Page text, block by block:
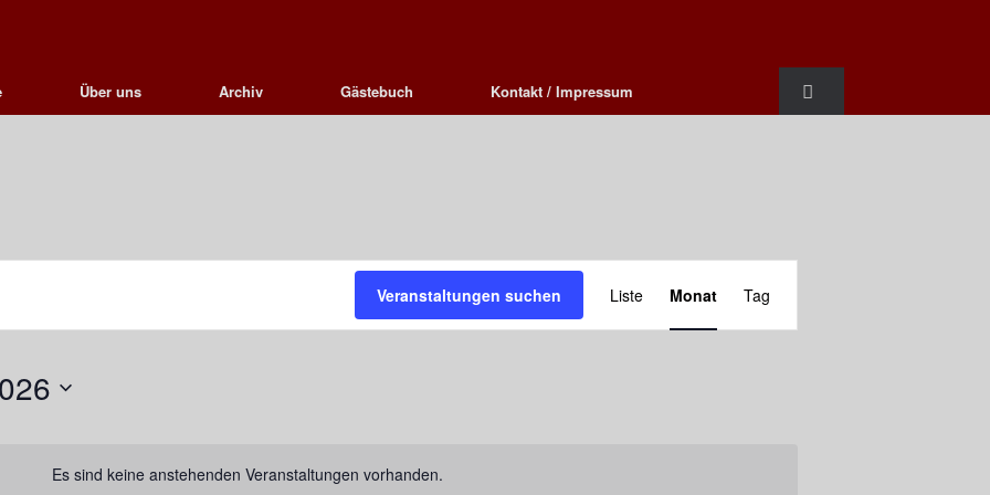
Über uns Archiv Gästebuch Kontakt / Impressum
Es sind keine anstehenden Veranstaltungen vorhanden.
Veranstaltungen suchen
Ansichten-
Liste Monat Tag